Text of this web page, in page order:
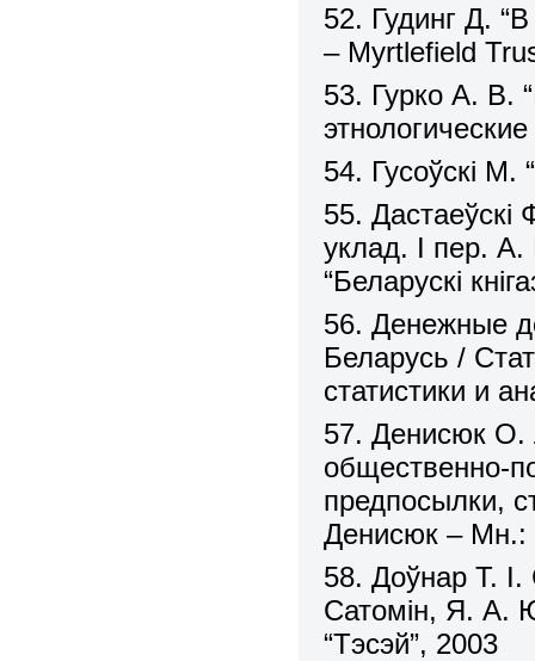
52. Гудинг Д.
– Myrtlefield
53. Гурко А. В.
54. Гусоўскі
55. Дастаеўскі
уклад. І пер.
“Беларускі
56. Денежные
Беларусь /
статистики и
57. Денисюк О.
общественно-
предпосылки,
Денисюк – Мн.:
58. Доўнар Т.
Сатомін, Я. А.
“Тэсэй”, 2003